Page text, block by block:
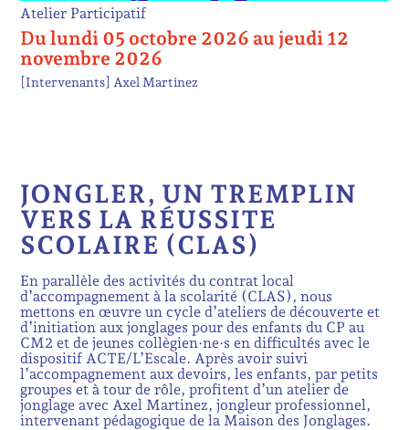
Atelier Participatif
Du lundi 05 octobre 2026 au jeudi 12
novembre 2026
[Intervenants]Axel Martinez
JONGLER, UN TREMPLIN
VERS LA RÉUSSITE
SCOLAIRE (CLAS)
En parallèle des activités du contrat local
d’accompagnement à la scolarité (CLAS), nous
mettons en œuvre un cycle d’ateliers de découverte et
d’initiation aux jonglages pour des enfants du CP au
CM2 et de jeunes collègien·ne·s en difficultés avec le
dispositif ACTE/L’Escale. Après avoir suivi
l’accompagnement aux devoirs, les enfants, par petits
groupes et à tour de rôle, profitent d’un atelier de
jonglage avec Axel Martinez, jongleur professionnel,
intervenant pédagogique de la Maison des Jonglages.